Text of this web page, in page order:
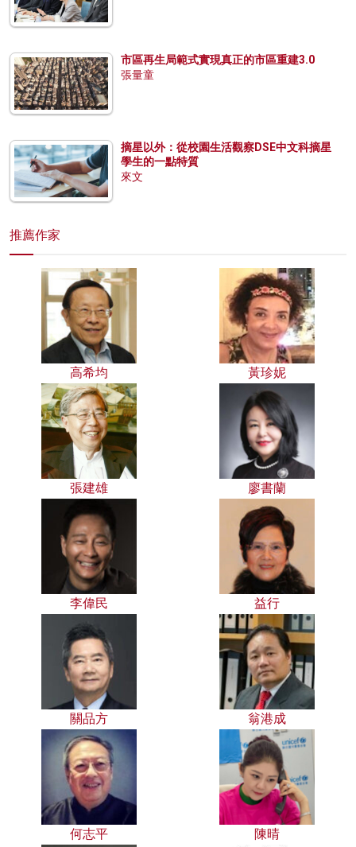
市區再生局範式實現真正的市區重建3.0
張量童
摘星以外：從校園生活觀察DSE中文科摘星
學生的一點特質
來文
推薦作家
高希均 黃珍妮
張建雄 廖書蘭
李偉民 益行
關品方 翁港成
何志平 陳晴